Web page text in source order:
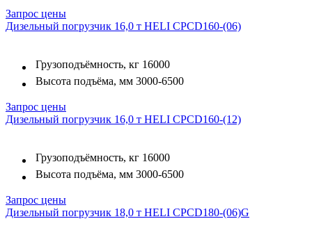
Запрос цены
Дизельный погрузчик 16,0 т HELI CPCD160-(06)
Грузоподъёмность, кг 16000
Высота подъёма, мм 3000-6500
Запрос цены
Дизельный погрузчик 16,0 т HELI CPCD160-(12)
Грузоподъёмность, кг 16000
Высота подъёма, мм 3000-6500
Запрос цены
Дизельный погрузчик 18,0 т HELI CPCD180-(06)G